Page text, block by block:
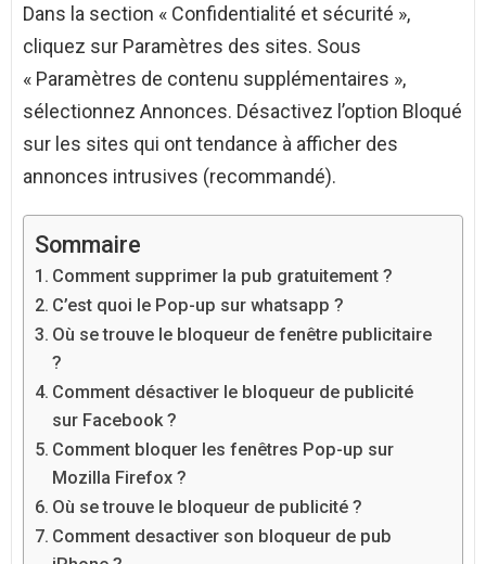
Dans la section « Confidentialité et sécurité »,
cliquez sur Paramètres des sites. Sous
« Paramètres de contenu supplémentaires »,
sélectionnez Annonces. Désactivez l’option Bloqué
sur les sites qui ont tendance à afficher des
annonces intrusives (recommandé).
Sommaire
Comment supprimer la pub gratuitement ?
C’est quoi le Pop-up sur whatsapp ?
Où se trouve le bloqueur de fenêtre publicitaire
?
Comment désactiver le bloqueur de publicité
sur Facebook ?
Comment bloquer les fenêtres Pop-up sur
Mozilla Firefox ?
Où se trouve le bloqueur de publicité ?
Comment desactiver son bloqueur de pub